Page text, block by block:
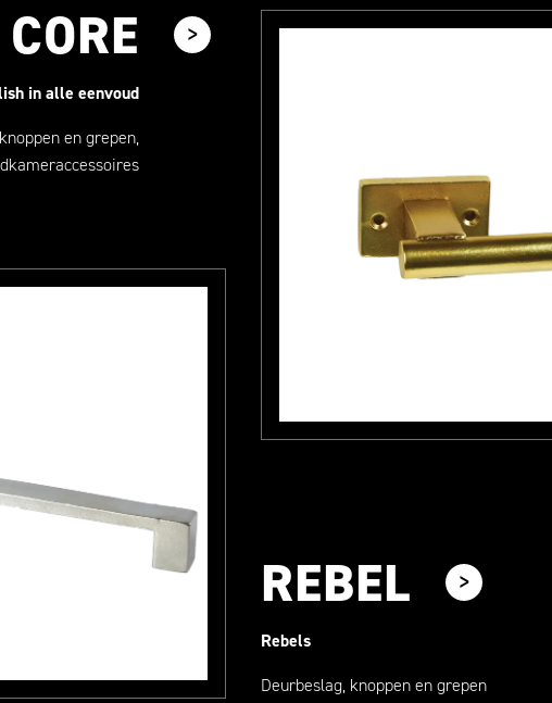
CORE
in alle eenvoud
en grepen,
REBEL
Rebels
Deurbeslag, knoppen en grepen